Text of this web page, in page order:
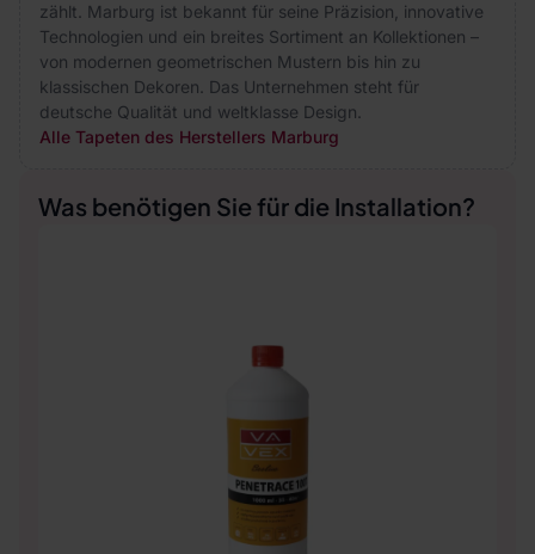
zählt. Marburg ist bekannt für seine Präzision, innovative
Technologien und ein breites Sortiment an Kollektionen –
von modernen geometrischen Mustern bis hin zu
klassischen Dekoren. Das Unternehmen steht für
deutsche Qualität und weltklasse Design.
Alle Tapeten des Herstellers Marburg
Was benötigen Sie für die Installation?